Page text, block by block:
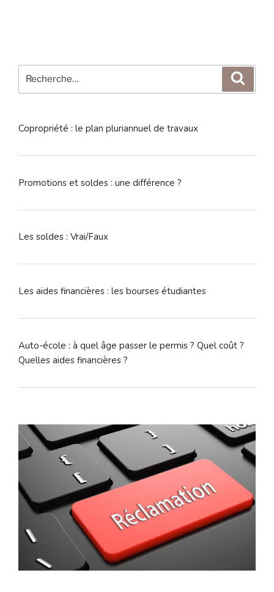
pour
Copropriété : le plan pluriannuel de travaux
Promotions et soldes : une différence ?
Les soldes : Vrai/Faux
Les aides financières : les bourses étudiantes
Auto-école : à quel âge passer le permis ? Quel coût ?
Quelles aides financières ?